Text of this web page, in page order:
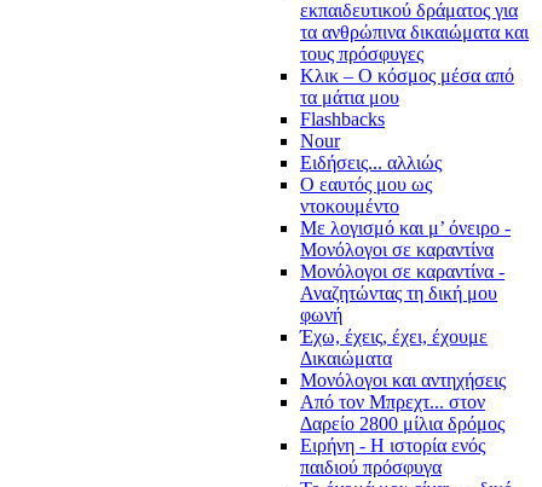
εκπαιδευτικού δράματος για
τα ανθρώπινα δικαιώματα και
τους πρόσφυγες
Κλικ – Ο κόσμος μέσα από
τα μάτια μου
Flashbacks
Nour
Ειδήσεις... αλλιώς
Ο εαυτός μου ως
ντοκουμέντο
Με λογισμό και μ’ όνειρο -
Μονόλογοι σε καραντίνα
Μονόλογοι σε καραντίνα -
Αναζητώντας τη δική μου
φωνή
Έχω, έχεις, έχει, έχουμε
Δικαιώματα
Μονόλογοι και αντηχήσεις
Από τον Μπρεχτ... στον
Δαρείο 2800 μίλια δρόμος
Ειρήνη - Η ιστορία ενός
παιδιού πρόσφυγα